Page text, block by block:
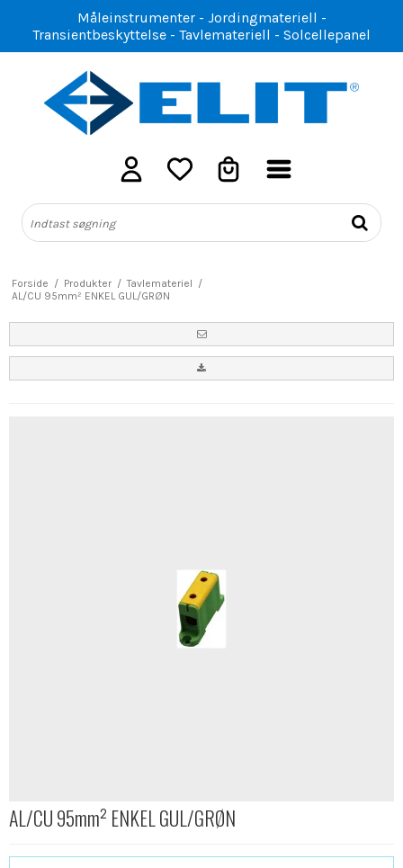
Måleinstrumenter - Jordingmateriell -
Transientbeskyttelse - Tavlemateriell - Solcellepanel
Forside / Produkter / Tavlemateriel /
AL/CU 95mm² ENKEL GUL/GRØN
AL/CU 95mm² ENKEL GUL/GRØN